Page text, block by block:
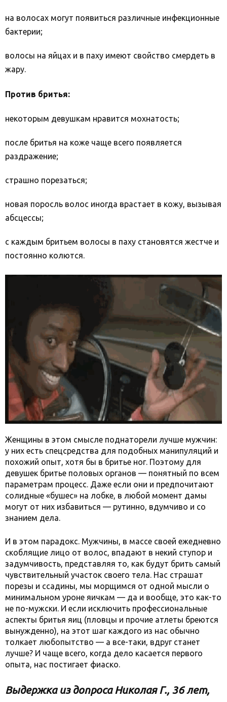
на волосах могут появиться различные инфекционные
бактерии;
волосы на яйцах и в паху имеют свойство смердеть в
жару.
Против бритья:
некоторым девушкам нравится мохнатость;
после бритья на коже чаще всего появляется
раздражение;
страшно порезаться;
новая поросль волос иногда врастает в кожу, вызывая
абсцессы;
с каждым бритьем волосы в паху становятся жестче и
постоянно колются.
Женщины в этом смысле поднаторели лучше мужчин:
у них есть спецсредства для подобных манипуляций и
похожий опыт, хотя бы в бритье ног. Поэтому для
девушек бритье половых органов — понятный по всем
параметрам процесс. Даже если они и предпочитают
солидные «бушес» на лобке, в любой момент дамы
могут от них избавиться — рутинно, вдумчиво и со
знанием дела.
И в этом парадокс. Мужчины, в массе своей ежедневно
скоблящие лицо от волос, впадают в некий ступор и
задумчивость, представляя то, как будут брить самый
чувствительный участок своего тела. Нас страшат
порезы и ссадины, мы морщимся от одной мысли о
минимальном уроне яичкам — да и вообще, это как-то
не по-мужски. И если исключить профессиональные
аспекты бритья яиц (пловцы и прочие атлеты бреются
вынужденно), на этот шаг каждого из нас обычно
толкает любопытство — а все-таки, вдруг станет
лучше? И чаще всего, когда дело касается первого
опыта, нас постигает фиаско.
Выдержка из допроса Николая Г., 36 лет,